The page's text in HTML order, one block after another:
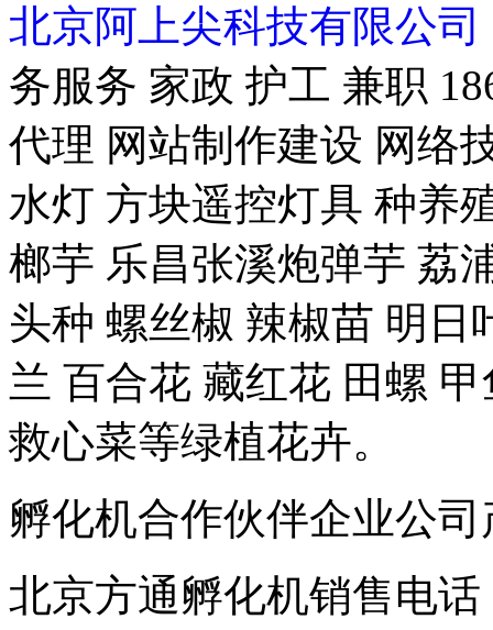
北京阿上尖科技有限公司
务服务 家政 护工 兼职
代理 网站制作建设 网络
水灯 方块遥控灯具 种养
榔芋 乐昌张溪炮弹芋 荔
头种 螺丝椒 辣椒苗 明日
兰 百合花 藏红花 田螺
救心菜等绿植花卉。
孵化机合作伙伴企业公
北京方通孵化机销售电话